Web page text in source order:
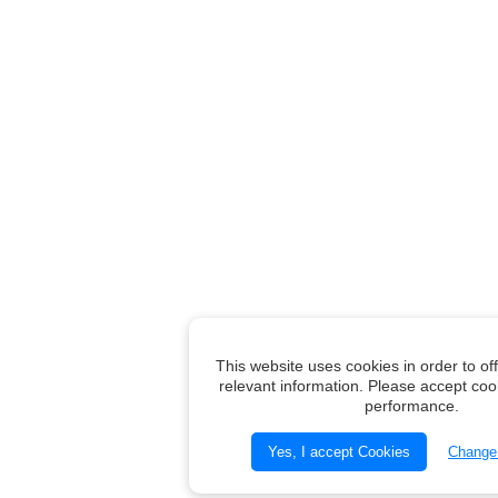
This website uses cookies in order to
relevant information. Please accept
performance.
Yes, I accept Cookies